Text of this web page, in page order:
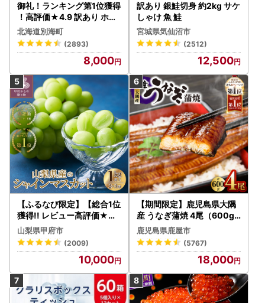
御礼！ランキング第1位獲得
！高評価★4.9 訳あり ホタ
テ 400g（ほたて 帆立 貝柱
冷凍 ）
北海道別海町
(2893)
8,000
訳あり 銀鮭切身 約2kg サケ
しゃけ 魚 鮭
宮城県気仙沼市
(2512)
12,500
【ふるなび限定】【総合1位
獲得!! レビュー高評価★】
〈2026年度配送分〉山梨
県産 シャインマスカット 2
～3房（1.0kg以上）シャイ
ン フルーツ FN-Limited-S
P
山梨県甲府市
(2009)
10,000
【期間限定】鹿児島県大隅
産 うなぎ蒲焼 4尾（600g
） KN007-004-04-cp18
うなぎ 鰻 魚 惣菜 総菜
鹿児島県鹿屋市
(5767)
18,000